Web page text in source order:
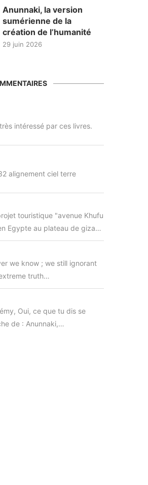
Anunnaki, la version
sumérienne de la
création de l’humanité
29 juin 2026
intéressé par ces livres.
alignement ciel terre
touristique "avenue Khufu
Egypte au plateau de giza…
we know ; we still ignorant
truth…
Oui, ce que tu dis se
de : Anunnaki,…